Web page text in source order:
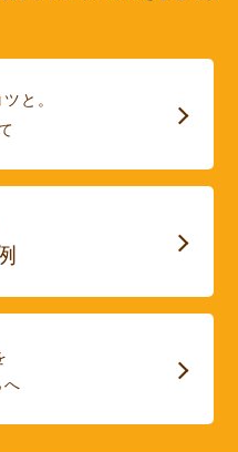
と。
へ